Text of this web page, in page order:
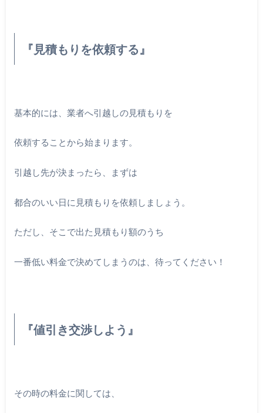
『見積もりを依頼する』
基本的には、業者へ引越しの見積もりを
依頼することから始まります。
引越し先が決まったら、まずは
都合のいい日に見積もりを依頼しましょう。
ただし、そこで出た見積もり額のうち
一番低い料金で決めてしまうのは、待ってください！
『値引き交渉しよう』
その時の料金に関しては、